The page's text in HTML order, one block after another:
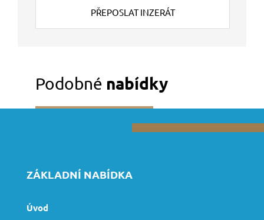
PŘEPOSLAT INZERÁT
Podobné nabídky
ZÁKLADNÍ NABÍDKA
Úvod